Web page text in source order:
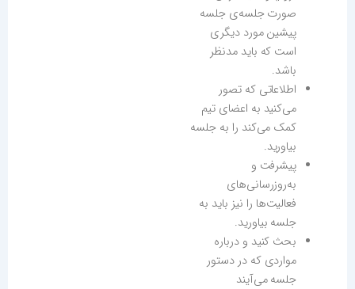
صورت جلسه‌ی جلسه
پیشین مورد دیگری
است که باید مدنظر
باشد.
اطلاعاتی که تصور
می‌کنید به اعضای تیم
کمک می‌کند را به جلسه
بیاورید.
پیشرفت و
به‌روزرسانی‌های
فعالیت‌ها را نیز باید به
جلسه بیاورید.
بحث کنید و درباره
مواردی که در دستور
جلسه می‌آیند